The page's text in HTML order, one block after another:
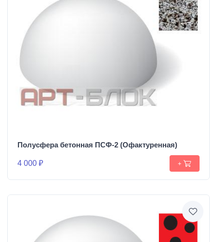
Полусфера бетонная ПСФ-2 (Офактуренная)
4 000 ₽ +